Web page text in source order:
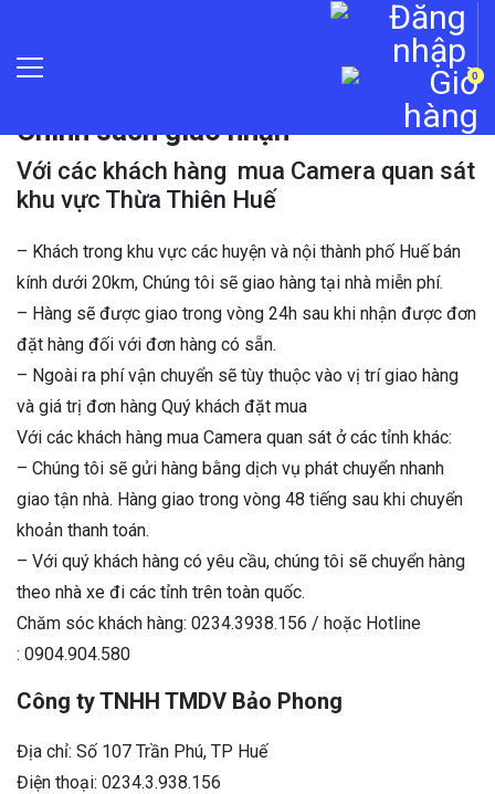
0
Chính sách giao nhận
Với các khách hàng mua Camera quan sát
khu vực Thừa Thiên Huế
– Khách trong khu vực các huyện và nội thành phố Huế bán
kính dưới 20km, Chúng tôi sẽ giao hàng tại nhà miễn phí.
– Hàng sẽ được giao trong vòng 24h sau khi nhận được đơn
đặt hàng đối với đơn hàng có sẵn.
– Ngoài ra phí vận chuyển sẽ tùy thuộc vào vị trí giao hàng
và giá trị đơn hàng Quý khách đặt mua
Với các khách hàng mua Camera quan sát ở các tỉnh khác:
– Chúng tôi sẽ gửi hàng bằng dịch vụ phát chuyển nhanh
giao tận nhà. Hàng giao trong vòng 48 tiếng sau khi chuyển
khoản thanh toán.
– Với quý khách hàng có yêu cầu, chúng tôi sẽ chuyển hàng
theo nhà xe đi các tỉnh trên toàn quốc.
Chăm sóc khách hàng: 0234.3938.156 / hoặc Hotline
: 0904.904.580
Công ty TNHH TMDV Bảo Phong
Địa chỉ: Số 107 Trần Phú, TP Huế
Điện thoại: 0234.3.938.156